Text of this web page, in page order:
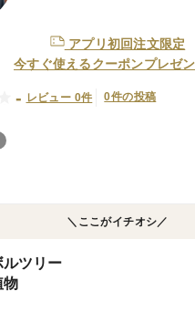
アプリ初回注文限定
今すぐ使えるクーポンプレゼ
- レビュー 0件 0件の投稿
＼ここがイチオシ／
ルツリー
物